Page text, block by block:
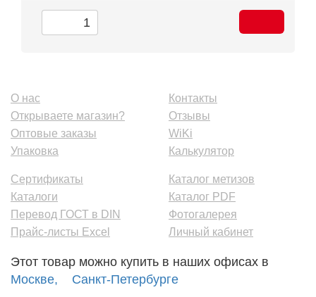
О нас
Открываете магазин?
Оптовые заказы
Упаковка
Контакты
Отзывы
WiKi
Калькулятор
Сертификаты
Каталоги
Перевод ГОСТ в DIN
Прайс-листы Excel
Каталог метизов
Каталог PDF
Фотогалерея
Личный кабинет
Этот товар можно купить в наших офисах в
Москве,
Санкт-Петербурге